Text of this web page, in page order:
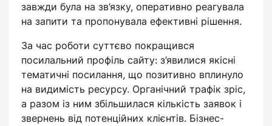
завжди була на зв’язку, оперативно реагувала
на запити та пропонувала ефективні рішення.
За час роботи суттєво покращився
посилальний профіль сайту: з’явилися якісні
тематичні посилання, що позитивно вплинуло
на видимість ресурсу. Органічний трафік зріс,
а разом із ним збільшилася кількість заявок і
звернень від потенційних клієнтів. Бізнес-